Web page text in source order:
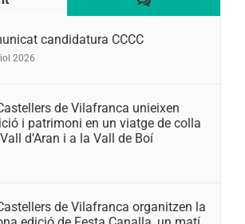
candidatura CCCC
2026
de Vilafranca unieixen
i patrimoni en un viatge de colla
d’Aran i a la Vall de Boí
de Vilafranca organitzen la